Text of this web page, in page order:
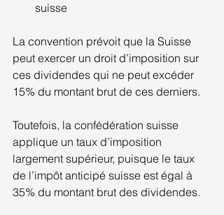
suisse
La convention prévoit que la Suisse
peut exercer un droit d’imposition sur
ces dividendes qui ne peut excéder
15% du montant brut de ces derniers.
Toutefois, la confédération suisse
applique un taux d’imposition
largement supérieur, puisque le taux
de l’impôt anticipé suisse est égal à
35% du montant brut des dividendes.